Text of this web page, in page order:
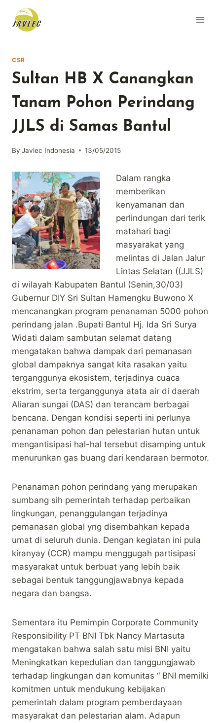
content
CSR
Sultan HB X Canangkan
Tanam Pohon Perindang
JJLS di Samas Bantul
By Javlec Indonesia 13/05/2015
Dalam rangka
memberikan
kenyamanan dan
perlindungan dari terik
matahari bagi
masyarakat yang
melintas di Jalan Jalur
Lintas Selatan ((JJLS)
di wilayah Kabupaten Bantul (Senin,30/03)
Gubernur DIY Sri Sultan Hamengku Buwono X
mencanangkan program penanaman 5000 pohon
perindang jalan .Bupati Bantul Hj. Ida Sri Surya
Widati dalam sambutan selamat datang
mengatakan bahwa dampak dari pemanasan
global dampaknya sangat kita rasakan yaitu
terganggunya ekosistem, terjadinya cuaca
ekstrim, serta terganggunya atata air di daerah
Aliaran sungai (DAS) dan terancam berbagai
bencana. Dengan kondisi seperti ini perlunya
penanaman pohon dan pelestarian hutan untuk
mengantisipasi hal-hal tersebut disamping untuk
menurunkan gas buang dari kendaraan bermotor.
Penanaman pohon perindang yang merupakan
sumbang sih pemerintah terhadap perbaikan
lingkungan, penanggulangan terjadinya
pemanasan global yng disembahkan kepada
umat di seluruh dunia. Dengan kegiatan ini pula
kiranyay (CCR) mampu menggugah partisipasi
masyarakat untuk berbuat yang lebih baik
sebagai bentuk tanggungjawabnya kepada
negara dan bangsa.
Sementara itu Pemimpin Corporate Community
Responsibility PT BNI Tbk Nancy Martasuta
mengatakan bahwa salah satu misi BNI yaitu
Meningkatkan kepedulian dan tanggungjawab
terhadap lingkungan dan komunitas “ BNI memilki
komitmen untuk mendukung kebijakan
pemerintah dalam program pemberdayaan
masyarakat dan pelestarian alam. Adapun